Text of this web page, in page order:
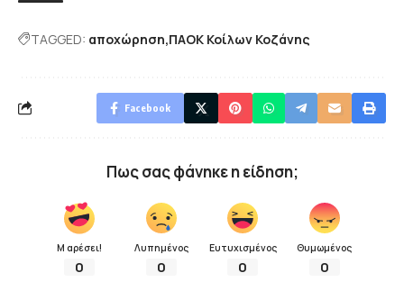
TAGGED: αποχώρηση ΠΑΟΚ Κοίλων Κοζάνης
Facebook
Πως σας φάνηκε η είδηση;
Μ αρέσει!
0
Λυπημένος
0
Ευτυχισμένος
0
Θυμωμένος
0